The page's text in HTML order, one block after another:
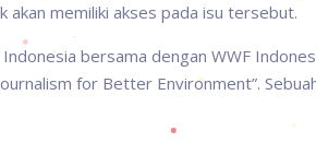
akan memiliki akses pada isu tersebut.
Indonesia bersama dengan WWF
for Better Environment”.